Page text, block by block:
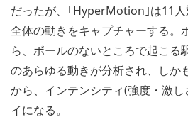
だったが、｢HyperMotion｣は11
全体の動きをキャプチャーする。
ら、ボールのないところで起こる
のあらゆる動きが分析され、しか
から、インテンシティ(強度・激
イになる。